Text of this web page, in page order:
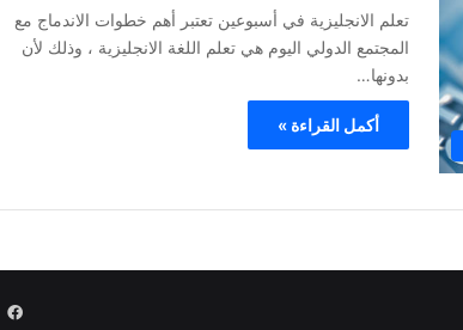
تعلم الانجليزية في أسبوعين تعتبر أهم خطوات الاندماج مع
المجتمع الدولي اليوم هي تعلم اللغة الانجليزية ، وذلك لأن
بدونها…
أكمل القراءة »